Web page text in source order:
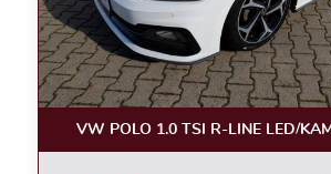
VW POLO 1.0 TSI R-LINE LED/